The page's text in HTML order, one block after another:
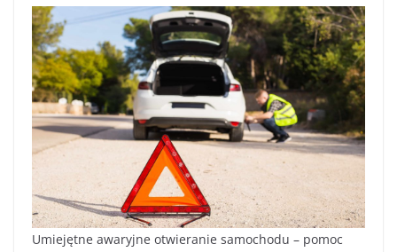
Umiejętne awaryjne otwieranie samochodu – pomoc